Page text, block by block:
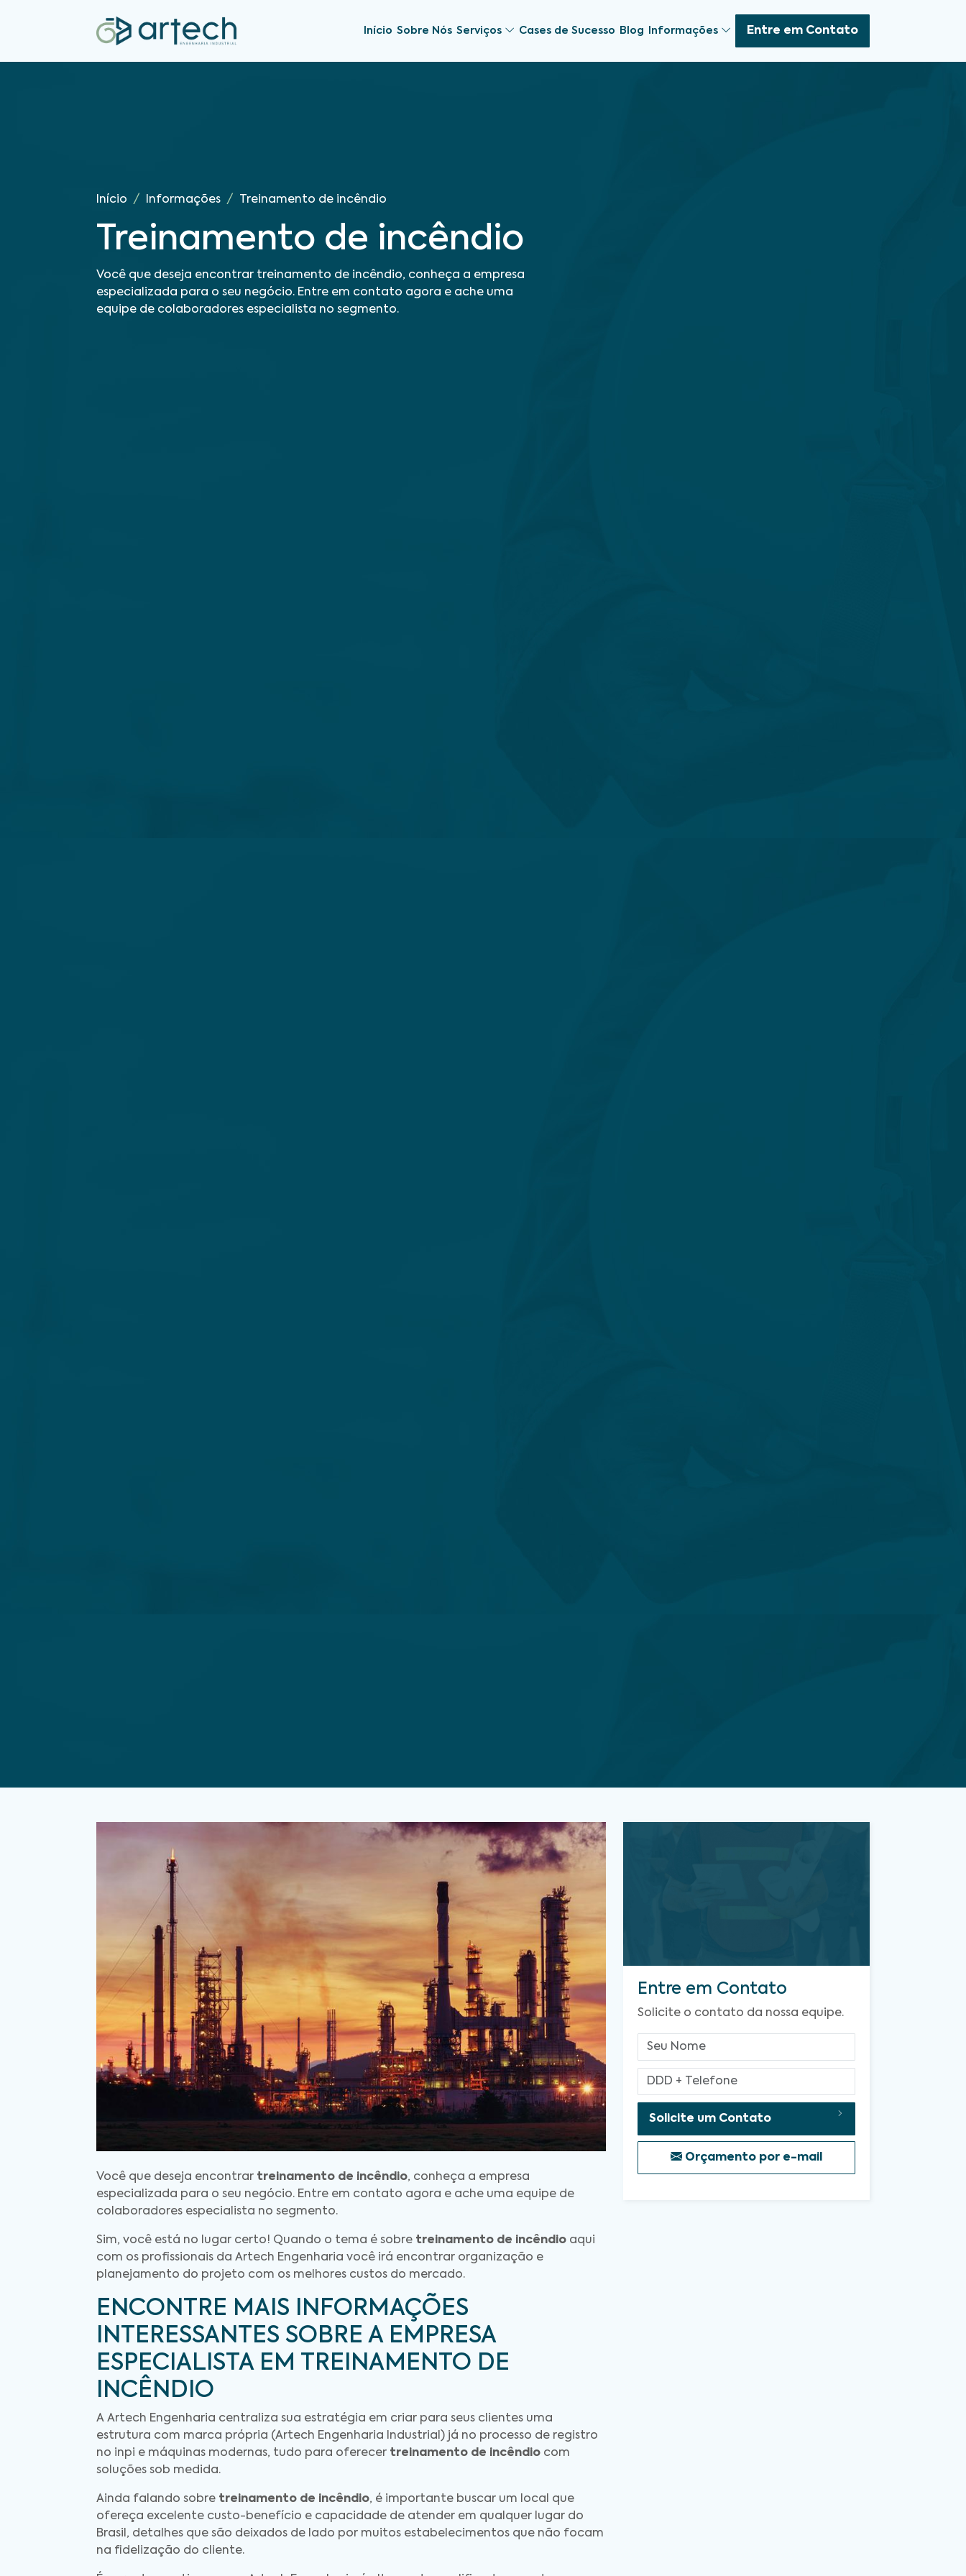
Início Sobre Nós Serviços Cases de Sucesso Blog Informações Entre em Contato
Início Informações Treinamento de incêndio
Treinamento de incêndio
Você que deseja encontrar treinamento de incêndio, conheça a empresa
especializada para o seu negócio. Entre em contato agora e ache uma
equipe de colaboradores especialista no segmento.
Você que deseja encontrar treinamento de incêndio, conheça a empresa
especializada para o seu negócio. Entre em contato agora e ache uma equipe de
colaboradores especialista no segmento.
Sim, você está no lugar certo! Quando o tema é sobre treinamento de incêndio aqui
com os profissionais da Artech Engenharia você irá encontrar organização e
planejamento do projeto com os melhores custos do mercado.
ENCONTRE MAIS INFORMAÇÕES
INTERESSANTES SOBRE A EMPRESA
ESPECIALISTA EM TREINAMENTO DE
INCÊNDIO
A Artech Engenharia centraliza sua estratégia em criar para seus clientes uma
estrutura com marca própria (Artech Engenharia Industrial) já no processo de registro
no inpi e máquinas modernas, tudo para oferecer treinamento de incêndio com
soluções sob medida.
Ainda falando sobre treinamento de incêndio, é importante buscar um local que
ofereça excelente custo-benefício e capacidade de atender em qualquer lugar do
Brasil, detalhes que são deixados de lado por muitos estabelecimentos que não focam
na fidelização do cliente.
Entre em Contato
Solicite o contato da nossa equipe.
Solicite um Contato
Orçamento por e-mail